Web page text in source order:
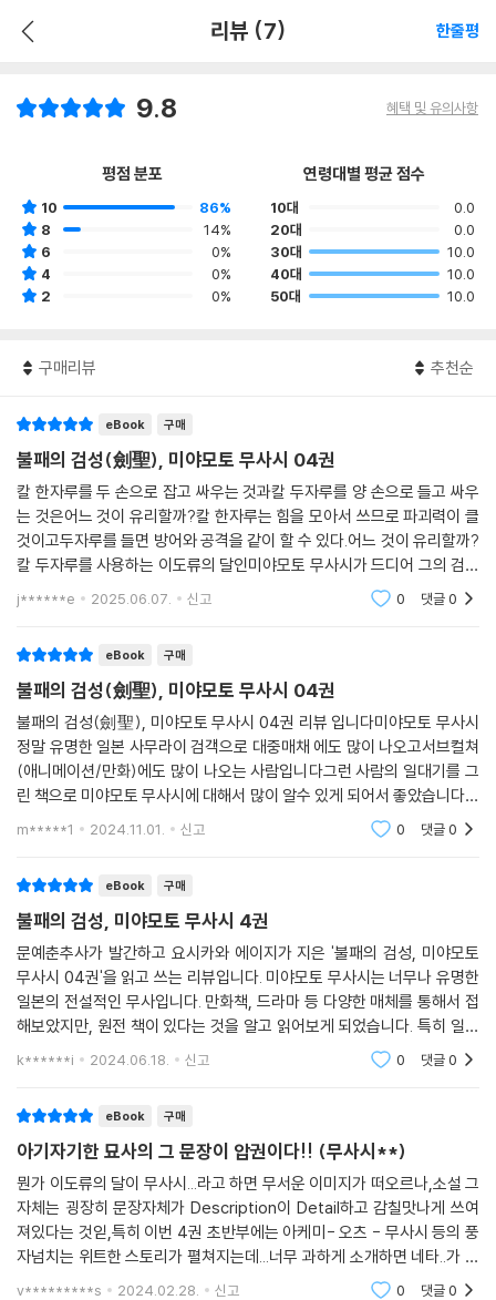
리뷰 (7) 한줄평
9.8 혜택 및 유의사항
평점 분포
10
86%
8
14%
6
0%
4
0%
2
0%
연령대별 평균 점수
10대
0.0
20대
0.0
30대
10.0
40대
10.0
50대
10.0
구매리뷰 추천순
eBook 구매
불패의 검성(劍聖), 미야모토 무사시 04권
칼 한자루를 두 손으로 잡고 싸우는 것과칼 두자루를 양 손으로 들고 싸우
는 것은어느 것이 유리할까?칼 한자루는 힘을 모아서 쓰므로 파괴력이 클
것이고두자루를 들면 방어와 공격을 같이 할 수 있다.어느 것이 유리할까?
칼 두자루를 사용하는 이도류의 달인미야모토 무사시가 드디어 그의 검법
을 완성한다.
j******e 2025.06.07. 신고 0 댓글0
eBook 구매
불패의 검성(劍聖), 미야모토 무사시 04권
불패의 검성(劍聖), 미야모토 무사시 04권 리뷰 입니다미야모토 무사시
정말 유명한 일본 사무라이 검객으로 대중매채 에도 많이 나오고서브컬쳐
(애니메이션/만화)에도 많이 나오는 사람입니다그런 사람의 일대기를 그
린 책으로 미야모토 무사시에 대해서 많이 알수 있게 되어서 좋았습니다물
론 아직 초반 이기 때문에 더 자세한 내용은 후반에 가야지 나오겠지만 초
m*****1 2024.11.01. 신고 0 댓글0
eBook 구매
불패의 검성, 미야모토 무사시 4권
문예춘추사가 발간하고 요시카와 에이지가 지은 '불패의 검성, 미야모토
무사시 04권'을 읽고 쓰는 리뷰입니다. 미야모토 무사시는 너무나 유명한
일본의 전설적인 무사입니다. 만화책, 드라마 등 다양한 매체를 통해서 접
해보았지만, 원전 책이 있다는 것을 알고 읽어보게 되었습니다. 특히 일본
의 대표 국민작가인 요시카와 에이지가 썼다는 점에서 더 흥미를 끌었습니
k******i 2024.06.18. 신고 0 댓글0
eBook 구매
아기자기한 묘사의 그 문장이 압권이다!! (무사시**)
뭔가 이도류의 달이 무사시...라고 하면 무서운 이미지가 떠오르나,소설 그
자체는 굉장히 문장자체가 Description이 Detail하고 감칠맛나게 쓰여
져있다는 것읻,특히 이번 4권 초반부에는 아케미- 오츠 - 무사시 등의 풍
자넘치는 위트한 스토리가 펼쳐지는데...너무 과하게 소개하면 네타..가 될
테니 적극적으로 구매하여(EBOOK**) 읽어볼것을 강력히 추천하는 바
v*********s 2024.02.28. 신고 0 댓글0